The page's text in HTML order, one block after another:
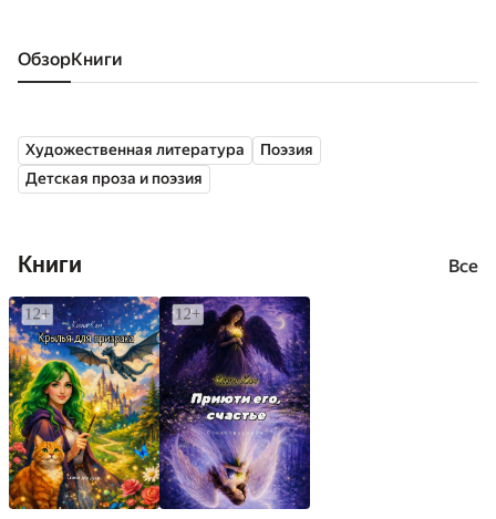
Обзор книги
Художественная литература
Поэзия
Детская проза и поэзия
Книги Все